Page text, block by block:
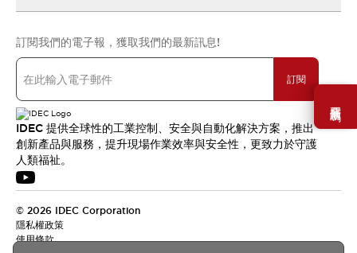
需要幫助嗎？
訂閱我們的電子報，獲取我們的最新訊息!
訂閱
IDEC 提供全球性的工業控制、安全與自動化解決方案，推出
創新產品與服務，提升現場作業效率與安全性，更致力於守護
人類福祉。
© 2026 IDEC Corporation
隱私權政策
使用條款